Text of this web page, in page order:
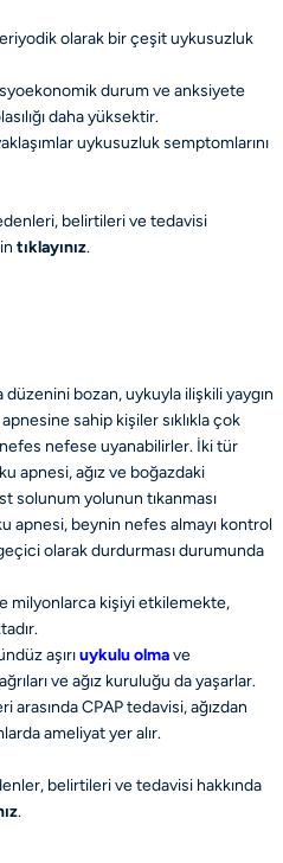
olarak bir çeşit uykusuzluk
durum ve anksiyete
daha yüksektir.
uykusuzluk semptomlarını
belirtileri ve tedavisi
tıklayınız.
bozan, uykuyla ilişkili yaygın
sahip kişiler sıklıkla çok
nefese uyanabilirler. İki tür
apnesi, ağız ve boğazdaki
solunum yolunun tıkanması
apnesi, beynin nefes almayı kontrol
olarak durdurması durumunda
milyonlarca kişiyi etkilemekte,
aşırıuykulu olmave
ve ağız kuruluğu da yaşarlar.
CPAP tedavisi, ağızdan
ameliyat yer alır.
belirtileri ve tedavisi hakkında
.